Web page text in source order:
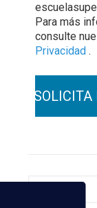
Para más
consulte
Privacidad .